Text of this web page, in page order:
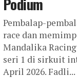
Podium
Pembalap-
race dan
Mandalika
seri 1 di sirkuit
April 2026. Fadli...